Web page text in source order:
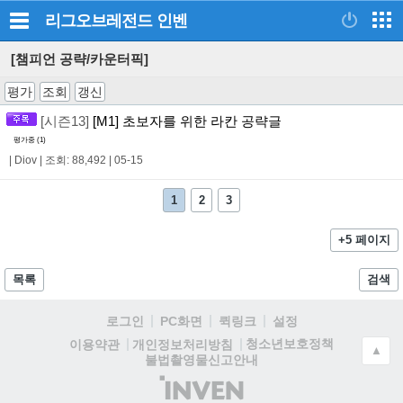
리그오브레전드 인벤
[챔피언 공략/카운터픽]
평가 조회 갱신
[시즌13] [M1] 초보자를 위한 라칸 공략글
평가중 (1)
Diov 조회: 88,492 05-15
1 2 3
+5 페이지
목록 검색
로그인 PC화면 퀵링크
설정
이용약관
개인정보처리방침
청소년보호정책
불법촬영물신고안내
(주)
▲